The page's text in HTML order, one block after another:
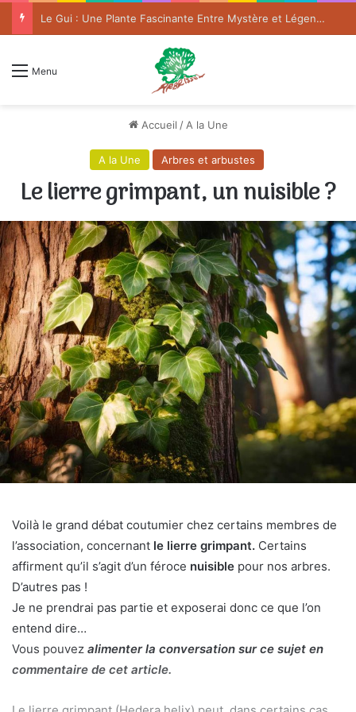
Le Gui : Une Plante Fascinante Entre Mystère et Légende
Menu
Accueil / A la Une
A la Une Arbres et arbustes
Le lierre grimpant, un nuisible ?
Voilà le grand débat coutumier chez certains membres de
l’association, concernant le lierre grimpant. Certains
affirment qu’il s’agit d’un féroce nuisible pour nos arbres.
D’autres pas !
Je ne prendrai pas partie et exposerai donc ce que l’on
entend dire…
Vous pouvez alimenter la conversation sur ce sujet en
commentaire de cet article.